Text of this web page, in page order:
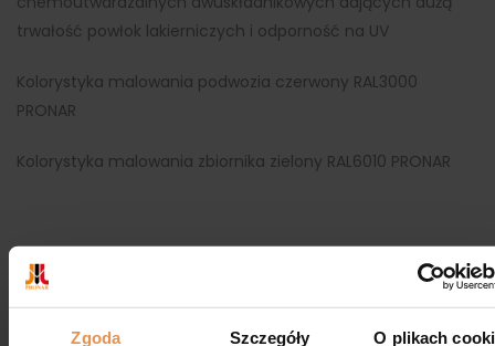
Zgoda Szczegóły O plikach
trwałość powłok lakierniczych i odporność na UV
Kolorystyka malowania podwozia czerwony RAL3000
PRONAR
Kolorystyka malowania zbiornika zielony RAL6010 PRONAR
💡 OPIS STANU:
Maszyna nie używana.